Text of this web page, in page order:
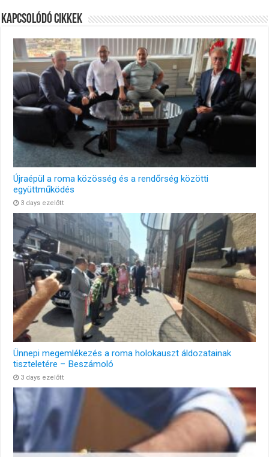
Kapcsolódó cikkek
Újraépül a roma közösség és a rendőrség közötti
együttműködés
3 days ezelőtt
Ünnepi megemlékezés a roma holokauszt áldozatainak
tiszteletére – Beszámoló
3 days ezelőtt